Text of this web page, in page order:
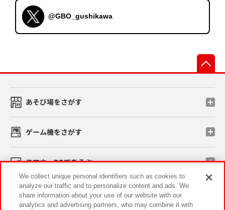
@GBO_gushikawa
あそび場をさがす
ゲーム機をさがす
スマホ・PCであそぶ
イベント・キャンペーン
We collect unique personal identifiers such as cookies to
analyze our traffic and to personalize content and ads. We
share information about your use of our website with our
analytics and advertising partners, who may combine it with